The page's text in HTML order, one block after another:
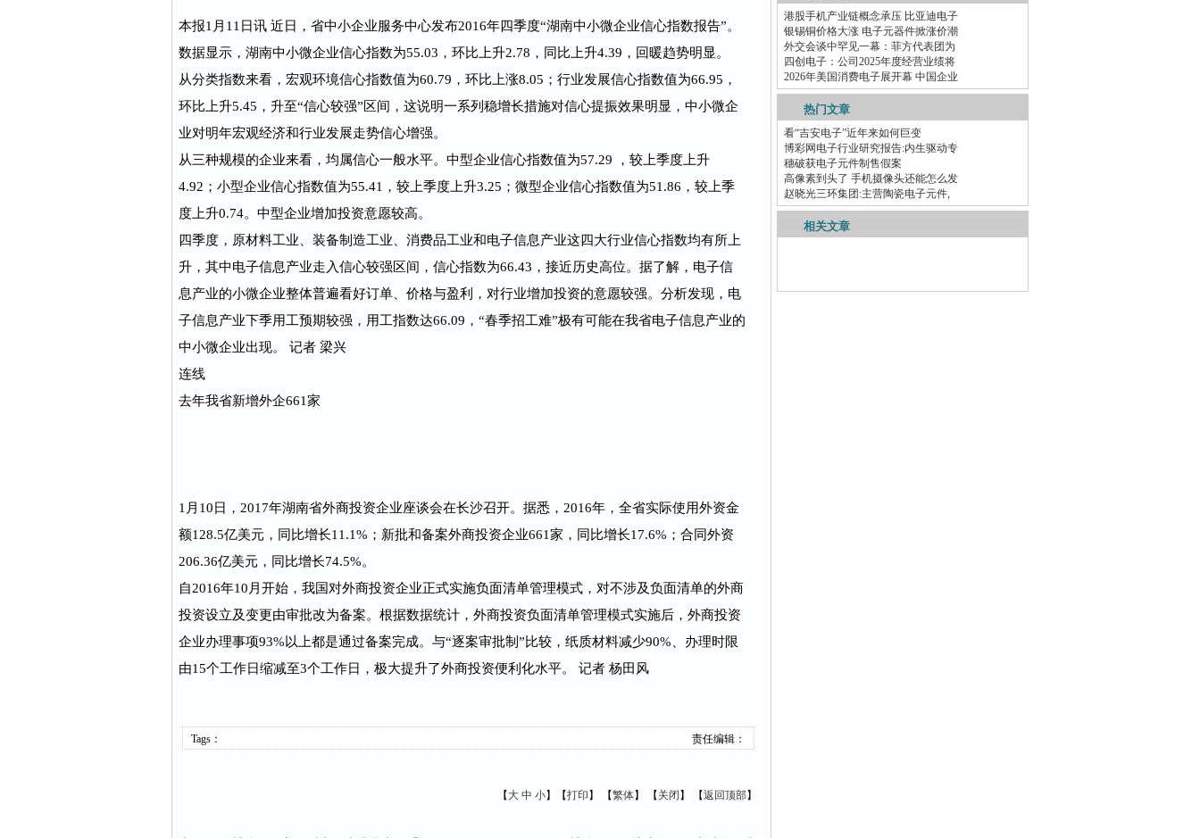
本报1月11日讯 近日，省中小企业服务中心发布2016年四季度“湖南中小微企业信心指数报告”。
数据显示，湖南中小微企业信心指数为55.03，环比上升2.78，同比上升4.39，回暖趋势明显。
从分类指数来看，宏观环境信心指数值为60.79，环比上涨8.05；行业发展信心指数值为66.95，
环比上升5.45，升至“信心较强”区间，这说明一系列稳增长措施对信心提振效果明显，中小微企
业对明年宏观经济和行业发展走势信心增强。
从三种规模的企业来看，均属信心一般水平。中型企业信心指数值为57.29 ，较上季度上升
4.92；小型企业信心指数值为55.41，较上季度上升3.25；微型企业信心指数值为51.86，较上季
度上升0.74。中型企业增加投资意愿较高。
四季度，原材料工业、装备制造工业、消费品工业和电子信息产业这四大行业信心指数均有所上
升，其中电子信息产业走入信心较强区间，信心指数为66.43，接近历史高位。据了解，电子信
息产业的小微企业整体普遍看好订单、价格与盈利，对行业增加投资的意愿较强。分析发现，电
子信息产业下季用工预期较强，用工指数达66.09，“春季招工难”极有可能在我省电子信息产业的
中小微企业出现。 记者 梁兴
连线
去年我省新增外企661家
1月10日，2017年湖南省外商投资企业座谈会在长沙召开。据悉，2016年，全省实际使用外资金
额128.5亿美元，同比增长11.1%；新批和备案外商投资企业661家，同比增长17.6%；合同外资
206.36亿美元，同比增长74.5%。
自2016年10月开始，我国对外商投资企业正式实施负面清单管理模式，对不涉及负面清单的外商
投资设立及变更由审批改为备案。根据数据统计，外商投资负面清单管理模式实施后，外商投资
企业办理事项93%以上都是通过备案完成。与“逐案审批制”比较，纸质材料减少90%、办理时限
由15个工作日缩减至3个工作日，极大提升了外商投资便利化水平。 记者 杨田风
Tags： 责任编辑：
【 大 中 小】【打印 】 【繁体】 【 关闭 】 【返回顶部】
港股手机产业链概念承压 比亚迪电子
银锡铜价格大涨 电子元器件掀涨价潮
外交会谈中罕见一幕：菲方代表团为
四创电子：公司2025年度经营业绩将
2026年美国消费电子展开幕 中国企业
热门文章
看“吉安电子”近年来如何巨变
博彩网电子行业研究报告:内生驱动专
穗破获电子元件制售假案
高像素到头了 手机摄像头还能怎么发
赵晓光三环集团:主营陶瓷电子元件,
相关文章